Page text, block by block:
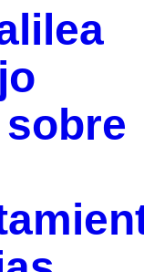
sobre